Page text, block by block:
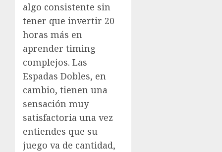
algo consistente sin
tener que invertir 20
horas más en
aprender timing
complejos. Las
Espadas Dobles, en
cambio, tienen una
sensación muy
satisfactoria una vez
entiendes que su
juego va de cantidad,